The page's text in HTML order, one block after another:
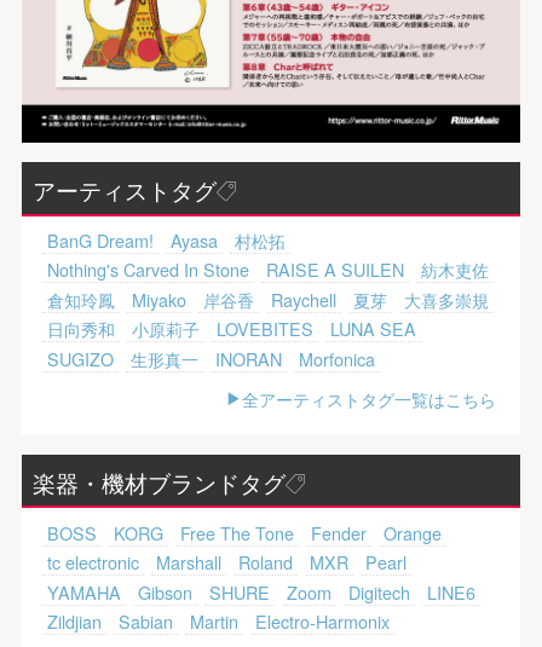
アーティストタグ
BanG Dream! Ayasa
村松拓
Nothing's Carved In Stone
RAISE A SUILEN
紡木吏佐
倉知玲鳳
Miyako 岸谷香 Raychell 夏芽
大喜多崇規
日向秀和
小原莉子 LOVEBITES
LUNA SEA
SUGIZO
生形真一 INORAN
Morfonica
全アーティストタグ一覧はこちら
楽器・機材ブランドタグ
BOSS KORG Free The Tone Fender
Orange
tc electronic
Marshall Roland MXR
Pearl
YAMAHA
Gibson SHURE Zoom Digitech
LINE6
Zildjian
Sabian Martin
Electro-Harmonix